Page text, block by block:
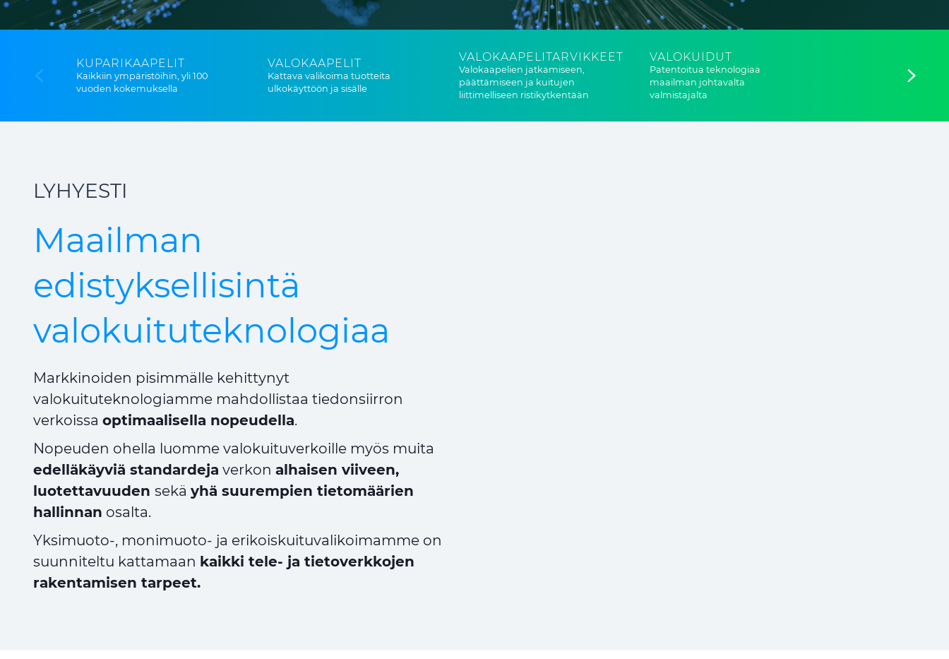
KUPARIKAAPELIT
Kaikkiin ympäristöihin, yli 100
vuoden kokemuksella
VALOKAAPELIT
Kattava valikoima tuotteita
ulkokäyttöön ja sisälle
VALOKAAPELITARVIKKEET
Valokaapelien jatkamiseen,
päättämiseen ja kuitujen
liittimelliseen ristikytkentään
VALOKUIDUT
Patentoitua teknologiaa
maailman johtavalta
valmistajalta
LYHYESTI
Maailman
edistyksellisintä
valokuituteknologiaa
Markkinoiden pisimmälle kehittynyt
valokuituteknologiamme mahdollistaa tiedonsiirron
verkoissa optimaalisella nopeudella.
Nopeuden ohella luomme valokuituverkoille myös muita
edelläkäyviä standardeja verkon alhaisen viiveen,
luotettavuuden sekä yhä suurempien tietomäärien
hallinnan osalta.
Yksimuoto-, monimuoto- ja erikoiskuituvalikoimamme on
suunniteltu kattamaan kaikki tele- ja tietoverkkojen
rakentamisen tarpeet.